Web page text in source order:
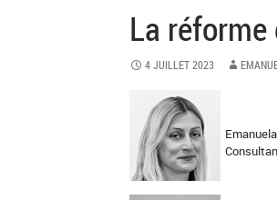
La
4 JUILLET 2023